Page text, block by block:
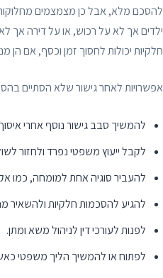
להסכם מלא, אבל כן מצמצמים
ילדים אך לא על רכוש, או על דירה אך
חלקיות יכולות לחסוך זמן וכסף, אם הן
אפשרויות לאחר גישור שלא הסתיים
להמשיך סבב גישור נוסף אחרי
לקבל ייעוץ משפטי נפרד ולחזור
להעביר סוגיה אחת למומחה, כמו
להגיע להסכמות חלקיות ולהשאיר
לפנות לעורכי דין לניהול משא ומתן.
לפתוח או להמשיך הליך משפטי